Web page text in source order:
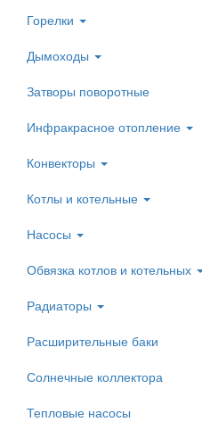
Горелки
Дымоходы
Затворы поворотные
Инфракрасное отопление
Конвекторы
Котлы и котельные
Насосы
Обвязка котлов и котельных
Радиаторы
Расширительные баки
Солнечные коллектора
Тепловые насосы